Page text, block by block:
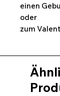
einen
oder
zum